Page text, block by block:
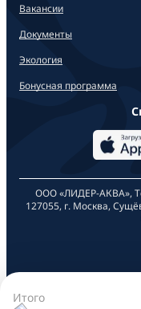
Итого
Вакансии
Документы
Экология
Бонусная программа
ООО «ЛИДЕР-АКВА»,
127055, г. Москва,